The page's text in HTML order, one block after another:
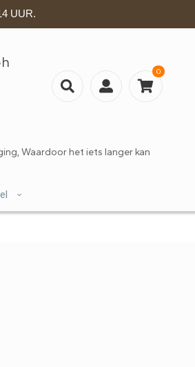
UUR.
0
Waardoor het iets langer kan